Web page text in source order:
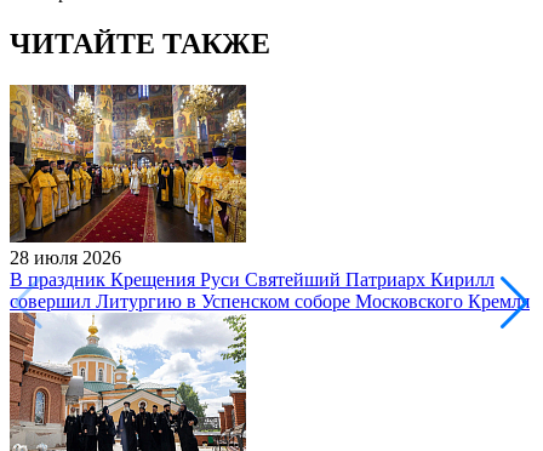
ЧИТАЙТЕ ТАКЖЕ
28 июля 2026
В праздник Крещения Руси Святейший Патриарх Кирилл
совершил Литургию в Успенском соборе Московского Кремля